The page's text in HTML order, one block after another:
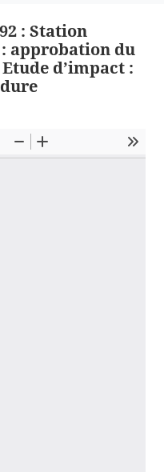
: Station
: approbation du
d’impact :